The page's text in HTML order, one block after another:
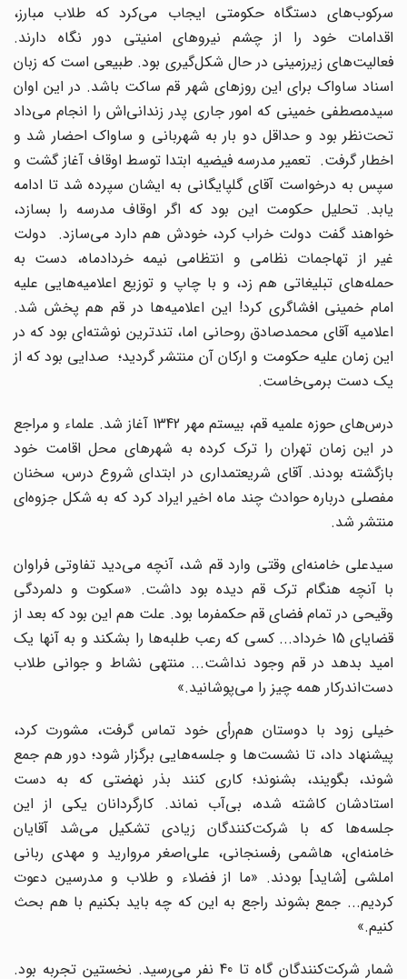
سرکوب‌های دستگاه حکومتی ایجاب می‌کرد که طلاب مبارز،
اقدامات خود را از چشم نیروهای امنیتی دور نگاه دارند.
فعالیت‌های زیرزمینی در حال شکل‌گیری بود. طبیعی است که زبان
اسناد ساواک برای این روزهای شهر قم ساکت باشد. در این اوان
سیدمصطفی خمینی که امور جاری پدر زندانی‌اش را انجام می‌داد
تحت‌نظر بود و حداقل دو بار به شهربانی و ساواک احضار شد و
اخطار گرفت. تعمیر مدرسه فیضیه ابتدا توسط اوقاف آغاز گشت و
سپس به درخواست آقای گلپایگانی به ایشان سپرده شد تا ادامه
یابد. تحلیل حکومت این بود که اگر اوقاف مدرسه را بسازد،
خواهند گفت دولت خراب کرد، خودش هم دارد می‌سازد. دولت
غیر از تهاجمات نظامی و انتظامی نیمه خردادماه، دست به
حمله‌های تبلیغاتی هم زد، و با چاپ و توزیع اعلامیه‌هایی علیه
امام خمینی افشاگری کرد! این اعلامیه‌ها در قم هم پخش شد.
اعلامیه آقای محمدصادق روحانی اما، تندترین نوشته‌ای بود که در
این زمان علیه حکومت و ارکان آن منتشر گردید؛ صدایی بود که از
یک دست برمی‌خاست.
درس‌های حوزه علمیه قم، بیستم مهر 1342 آغاز شد. علماء و مراجع
در این زمان تهران را ترک کرده به شهرهای محل اقامت خود
بازگشته بودند. آقای شریعتمداری در ابتدای شروع درس، سخنان
مفصلی درباره حوادث چند ماه اخیر ایراد کرد که به شکل جزوه‌ای
منتشر شد.
سیدعلی خامنه‌ای وقتی وارد قم شد، آنچه می‌دید تفاوتی فراوان
با آنچه هنگام ترک قم دیده بود داشت. «سکوت و دلمردگی
وقیحی در تمام فضای قم حکمفرما بود. علت هم این بود که بعد از
قضایای 15 خرداد... کسی که رعب طلبه‌ها را بشکند و به آنها یک
امید بدهد در قم وجود نداشت... منتهی نشاط و جوانی طلاب
دست‌اندرکار همه چیز را می‌پوشانید.»
خیلی زود با دوستان هم‌رأی خود تماس گرفت، مشورت کرد،
پیشنهاد داد، تا نشست‌ها و جلسه‌هایی برگزار شود؛ دور هم جمع
شوند، بگویند، بشنوند؛ کاری کنند بذر نهضتی که به دست
استادشان کاشته شده، بی‌آب نماند. کارگردانان یکی از این
جلسه‌ها که با شرکت‌کنندگان زیادی تشکیل می‌شد آقایان
خامنه‌ای، هاشمی رفسنجانی، علی‌اصغر مروارید و مهدی ربانی
املشی [شاید] بودند. «ما از فضلاء و طلاب و مدرسین دعوت
کردیم... جمع بشوند راجع به این که چه باید بکنیم با هم بحث
کنیم.»
شمار شرکت‌کنندگان گاه تا 40 نفر می‌رسید. نخستین تجربه بود.